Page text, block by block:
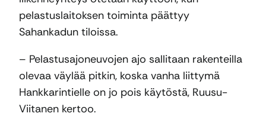
pelastuslaitoksen toiminta päättyy
Sahankadun tiloissa.
– Pelastusajoneuvojen ajo sallitaan rakenteilla
olevaa väylää pitkin, koska vanha liittymä
Hankkarintielle on jo pois käytöstä, Ruusu-
Viitanen kertoo.